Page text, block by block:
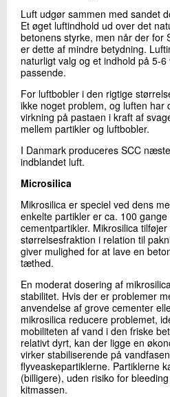
Luft udgør sammen med sandet
Et øget luftindhold ud over det
betonens styrke, men når der for
er dette af mindre betydning.
naturligt valg og et indhold på 5-
passende.
For luftbobler i den rigtige
ikke noget problem, og luften har
virkning på pastaen i kraft af
mellem partikler og luftbobler.
I Danmark produceres SCC
indblandet luft.
Microsilica
Mikrosilica er speciel ved dens
enkelte partikler er ca. 100
cementpartikler. Mikrosilica
størrelsesfraktion i relation til
giver mulighed for at lave en
tæthed.
En moderat dosering af
stabilitet. Hvis der er problemer
anvendelse af grove cementer
mikrosilica reducere problemet,
mobiliteten af vand i den friske
relativt dyrt, kan der ligge en
virker stabiliserende på
flyveaskepartiklerne. Partiklerne
(billigere), uden risiko for
kitmassen.